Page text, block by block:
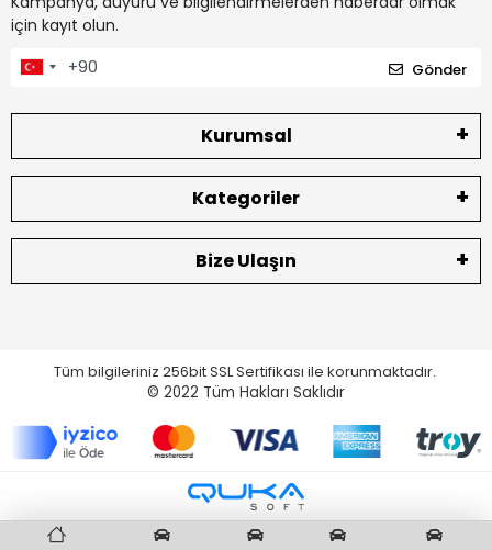
için kayıt olun.
Gönder
Kurumsal
Kategoriler
Bize Ulaşın
Tüm bilgileriniz 256bit SSL Sertifikası ile korunmaktadır.
© 2022 Tüm Hakları Saklıdır